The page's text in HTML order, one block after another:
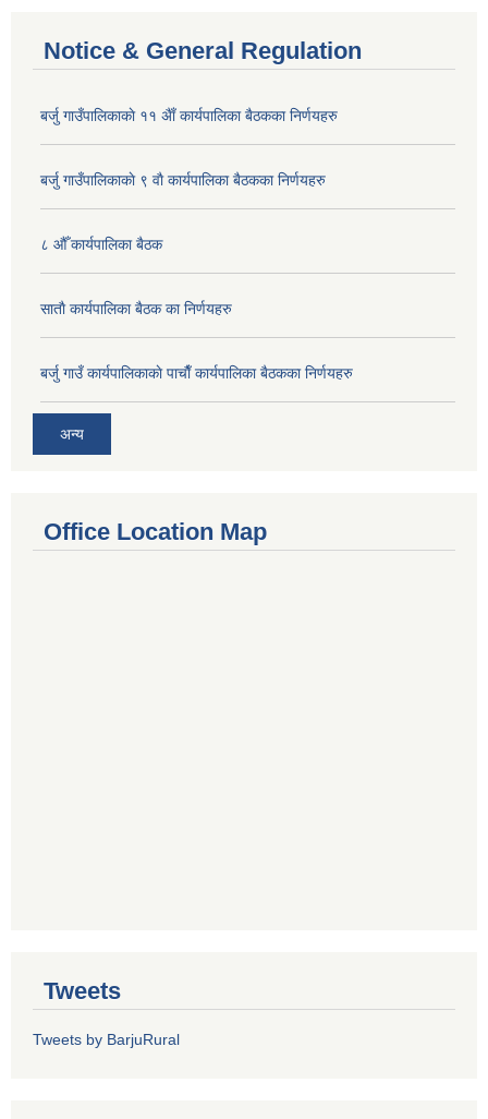
Notice & General Regulation
बर्जु गाउँपालिकाकाे ११ अैाँ कार्यपालिका बैठकका निर्णयहरु
बर्जु गाउँपालिकाकाे ९ वाै‌ कार्यपालिका बैठकका निर्णयहरु
८ औँ कार्यपालिका बैठक
साताै‌ कार्यपालिका बैठक का निर्णयहरु
बर्जु गाउँ कार्यपालिकाकाे पाचाै‌ँ कार्यपालिका बैठकका निर्णयहरु
अन्य
Office Location Map
Tweets
Tweets by BarjuRural